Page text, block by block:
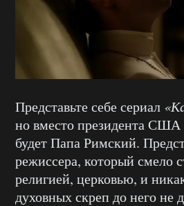
Представьте себе сериал
но вместо президента США
будет Папа Римский.
режиссера, который смело
религией, церковью, и
духовных скреп до него не